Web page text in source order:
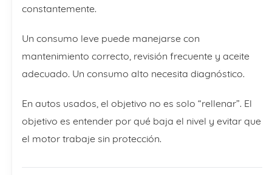
constantemente.
Un consumo leve puede manejarse con
mantenimiento correcto, revisión frecuente y aceite
adecuado. Un consumo alto necesita diagnóstico.
En autos usados, el objetivo no es solo “rellenar”. El
objetivo es entender por qué baja el nivel y evitar que
el motor trabaje sin protección.